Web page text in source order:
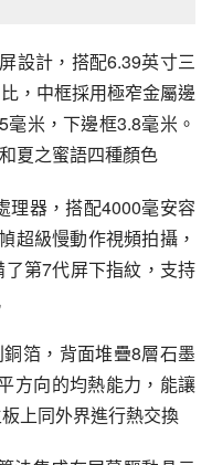
設計，搭配6.39英寸三
，中框採用極窄金屬邊
米，下邊框3.8毫米。
夏之蜜語四種顏色
理器，搭配4000毫安容
超級慢動作視頻拍攝，
第7代屏下指紋，支持
銅箔 ，背面堆疊8層石墨
方向的均熱能力，能讓
上同外界進行熱交換